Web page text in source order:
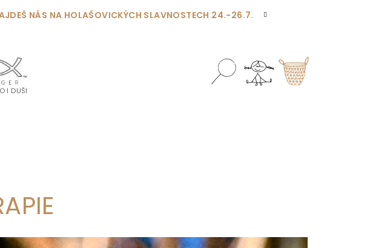
NÁS NA HOLAŠOVICKÝCH SLAVNOSTECH 24.-26.7.
I DUŠI HledatPřihlášeníNákupní